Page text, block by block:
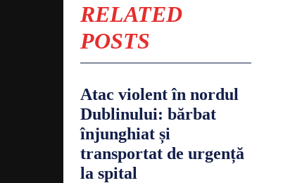
RELATED
POSTS
Atac violent în nordul
Dublinului: bărbat
înjunghiat și
transportat de urgență
la spital